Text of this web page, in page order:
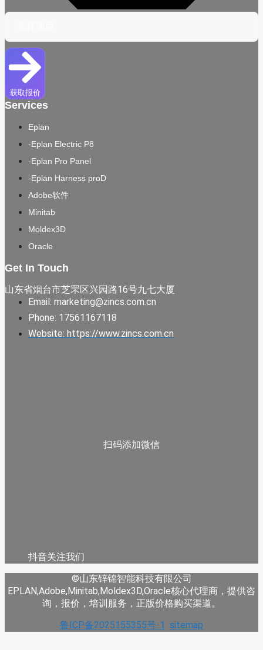
获取报价
Services
Eplan
-Eplan Electric P8
-Eplan Pro Panel
-Eplan Harness proD
Adobe软件
Minitab
Moldex3D
Oracle
Get In Touch
山东省烟台市芝罘区兴园路16号九七大厦
Email: marketing@zincs.com.cn
Phone: 17561167118
Website: https://www.zincs.com.cn
扫码添加微信
抖音关注我们
©山东锌锦智能科技有限公司
EPLAN,Adobe,Minitab,Moldex3D,Oracle核心代理商，提供咨
询，报价，培训服务，正版价格购买渠道。
鲁ICP备2025155355号-1 sitemap